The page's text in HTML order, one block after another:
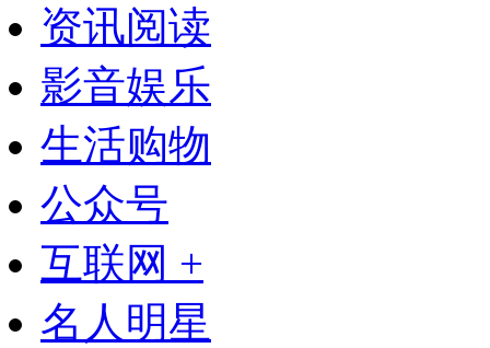
资讯阅读
影音娱乐
生活购物
公众号
互联网 +
名人明星